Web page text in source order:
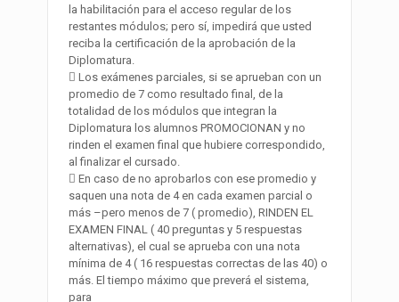
la habilitación para el acceso regular de los
restantes módulos; pero sí, impedirá que usted
reciba la certificación de la aprobación de la
Diplomatura.
 Los exámenes parciales, si se aprueban con un
promedio de 7 como resultado final, de la
totalidad de los módulos que integran la
Diplomatura los alumnos PROMOCIONAN y no
rinden el examen final que hubiere correspondido,
al finalizar el cursado.
 En caso de no aprobarlos con ese promedio y
saquen una nota de 4 en cada examen parcial o
más –pero menos de 7 ( promedio), RINDEN EL
EXAMEN FINAL ( 40 preguntas y 5 respuestas
alternativas), el cual se aprueba con una nota
mínima de 4 ( 16 respuestas correctas de las 40) o
más. El tiempo máximo que preverá el sistema,
para